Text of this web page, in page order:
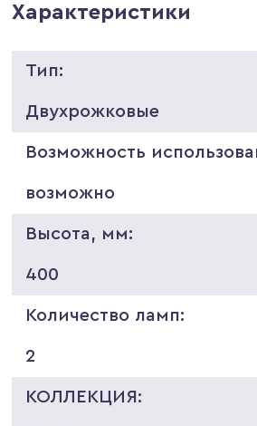
Характеристики
Тип:
Двухрожковые
Возможность
возможно
Высота, мм:
400
Количество ламп:
2
КОЛЛЕКЦИЯ: